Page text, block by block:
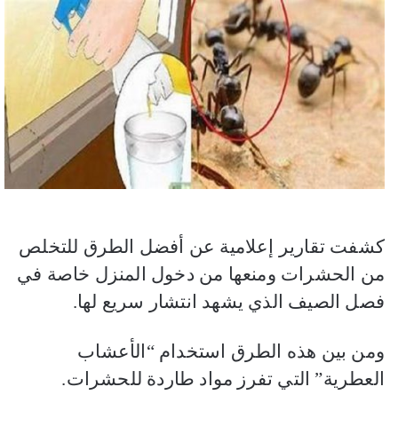
كشفت تقارير إعلامية عن أفضل الطرق للتخلص
من الحشرات ومنعها من دخول المنزل خاصة في
فصل الصيف الذي يشهد انتشار سريع لها.
ومن بين هذه الطرق استخدام “الأعشاب
العطرية” التي تفرز مواد طاردة للحشرات.